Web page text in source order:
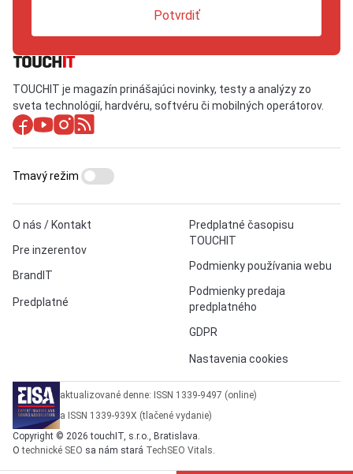
Potvrdiť
TOUCHIT je magazín prinášajúci novinky, testy a analýzy zo
sveta technológií, hardvéru, softvéru či mobilných operátorov.
O nás / Kontakt
Pre inzerentov
BrandIT
Predplatné
Predplatné časopisu
TOUCHIT
Podmienky používania webu
Podmienky predaja
predplatného
GDPR
Nastavenia cookies
Tmavý režim
aktualizované denne: ISSN 1339-9497 (online)
a ISSN 1339-939X (tlačené vydanie)
Copyright © 2026 touchIT, s.r.o., Bratislava.
Otechnické SEO sa nám stará TechSEO Vitals.